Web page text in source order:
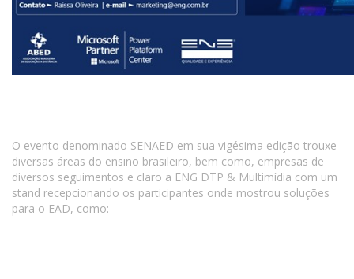
O evento denominado SENAED em sua vigésima edição trouxe
diversas áreas do ensino brasileiro, bem como, empresas de
diversos seguimentos e claro a ENG DTP & Multimídia com um
stand recepcionando os participantes onde mostrou soluções
para o EAD, como: